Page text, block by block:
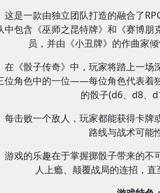
这是一款由独立团队打造的融合了
中包含《巫师之昆特牌》和《赛博朋
员，并由《小丑牌》的作曲家倾
在《骰子传奇》中，玩家将踏上一场
位角色中的一位——每位角色代表着
的骰子(d6、d8、
每击败一个敌人，玩家都能获得卡牌
路线与战术可能
游戏的乐趣在于掌握掷骰子带来的不
人上瘾、颠覆战局的连招，